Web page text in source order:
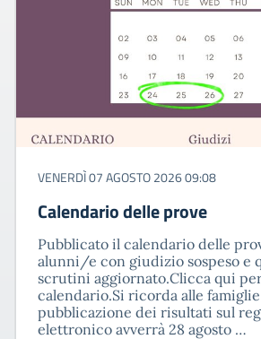
VENERDÌ 07 AGOSTO 2026 09:08
Calendario delle prove
Pubblicato il calendario delle
alunni/e con giudizio sospeso e
scrutini aggiornato.Clicca qui
calendario.Si ricorda alle
pubblicazione dei risultati sul
elettronico avverrà 28 agosto …